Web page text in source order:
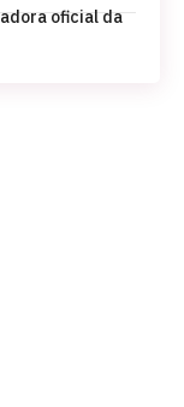
oficial da